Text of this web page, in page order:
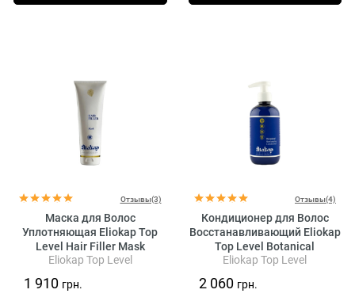
Отзывы(3)
Маска для Волос
Уплотняющая Eliokap Top
Level Hair Filler Mask
Eliokap Top Level
1 910 грн.
Отзывы(4)
Кондиционер для Волос
Восстанавливающий Eliokap
Top Level Botanical
Replumping Conditioner
Eliokap Top Level
2 060 грн.